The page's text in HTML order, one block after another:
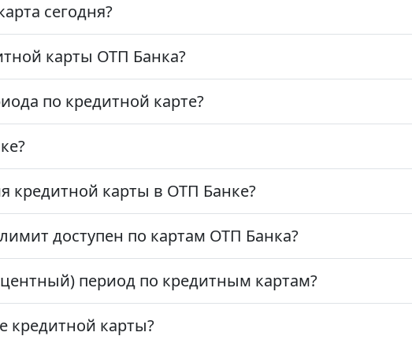
сегодня?
карты ОТП Банка?
по кредитной карте?
кредитной карты в ОТП Банке?
доступен по картам ОТП Банка?
период по кредитным картам?
кредитной карты?